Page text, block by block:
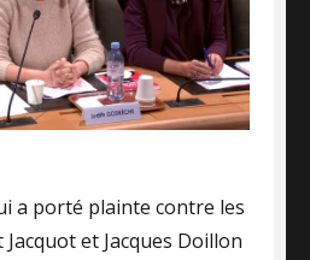
a porté plainte contre les
et Jacques Doillon